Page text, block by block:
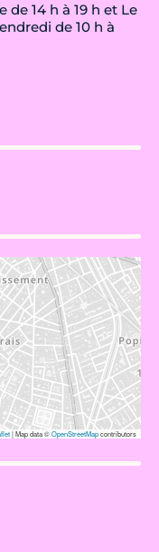
14 h à 19 h et Le
de 10 h à
|Map data ©OpenStreetMapcontributors